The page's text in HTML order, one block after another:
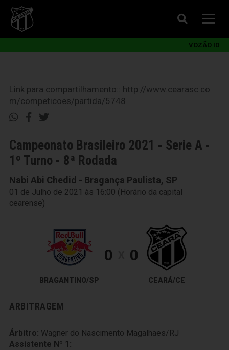
VOZÃO ID
Link para compartilhamento:: http://www.cearasc.co
m/competicoes/partida/5748
Campeonato Brasileiro 2021 - Serie A -
1º Turno - 8ª Rodada
Nabi Abi Chedid - Bragança Paulista, SP
01 de Julho de 2021 às 16:00 (Horário da capital
cearense)
BRAGANTINO/SP
0 0
CEARÁ/CE
ARBITRAGEM
Árbitro: Wagner do Nascimento Magalhaes/RJ
Assistente Nº 1: